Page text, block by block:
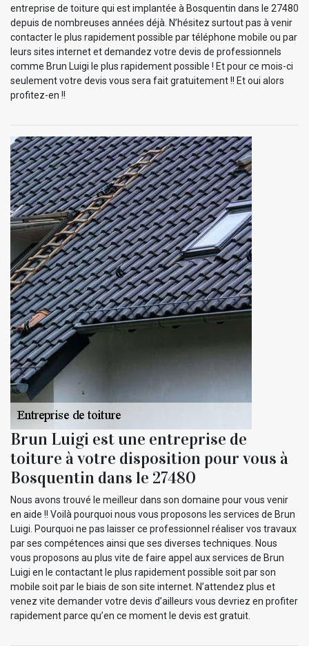
entreprise de toiture qui est implantée à Bosquentin dans le 27480
depuis de nombreuses années déjà. N’hésitez surtout pas à venir
contacter le plus rapidement possible par téléphone mobile ou par
leurs sites internet et demandez votre devis de professionnels
comme Brun Luigi le plus rapidement possible ! Et pour ce mois-ci
seulement votre devis vous sera fait gratuitement !! Et oui alors
profitez-en !!
Brun Luigi est une entreprise de
toiture à votre disposition pour vous à
Bosquentin dans le 27480
Nous avons trouvé le meilleur dans son domaine pour vous venir
en aide !! Voilà pourquoi nous vous proposons les services de Brun
Luigi. Pourquoi ne pas laisser ce professionnel réaliser vos travaux
par ses compétences ainsi que ses diverses techniques. Nous
vous proposons au plus vite de faire appel aux services de Brun
Luigi en le contactant le plus rapidement possible soit par son
mobile soit par le biais de son site internet. N’attendez plus et
venez vite demander votre devis d’ailleurs vous devriez en profiter
rapidement parce qu’en ce moment le devis est gratuit.